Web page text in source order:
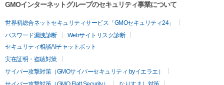
GMOインターネットグループのセキュリティ事業について
世界初総合ネットセキュリティサービス「GMOセキュリティ24」
パスワード漏洩診断
Webサイトリスク診断
セキュリティ相談AIチャットボット
実在証明・盗聴対策
サイバー攻撃対策（GMOサイバーセキュリティ byイエラエ）